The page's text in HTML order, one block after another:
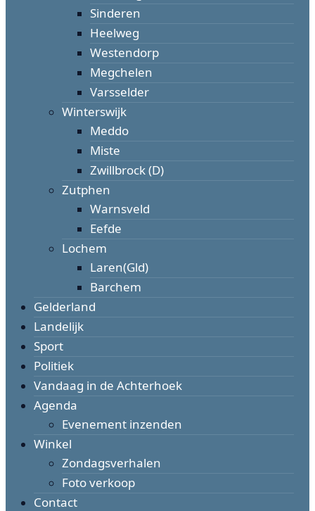
Sinderen
Heelweg
Westendorp
Megchelen
Varsselder
Winterswijk
Meddo
Miste
Zwillbrock (D)
Zutphen
Warnsveld
Eefde
Lochem
Laren(Gld)
Barchem
Gelderland
Landelijk
Sport
Politiek
Vandaag in de Achterhoek
Agenda
Evenement inzenden
Winkel
Zondagsverhalen
Foto verkoop
Contact